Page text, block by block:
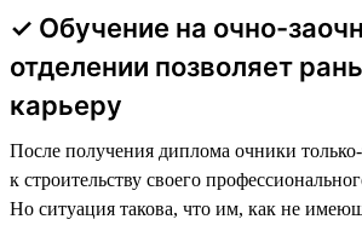
✓ Обучение на очно-
отделении позволяет
карьеру
После получения диплома очники
к строительству своего
Но ситуация такова, что им, как не